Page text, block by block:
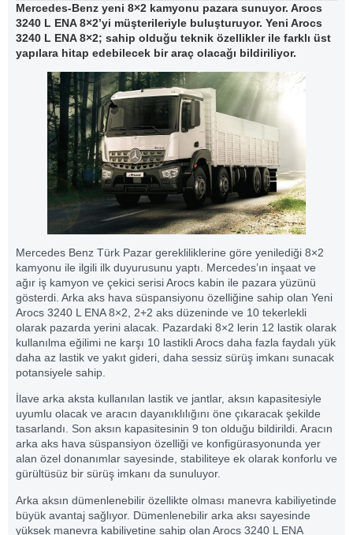
Mercedes-Benz yeni 8×2 kamyonu pazara sunuyor. Arocs
3240 L ENA 8×2’yi müşterileriyle buluşturuyor. Yeni Arocs
3240 L ENA 8×2; sahip olduğu teknik özellikler ile farklı üst
yapılara hitap edebilecek bir araç olacağı bildiriliyor.
Mercedes Benz Türk Pazar gerekliliklerine göre yenilediği 8×2
kamyonu ile ilgili ilk duyurusunu yaptı. Mercedes’ın inşaat ve
ağır iş kamyon ve çekici serisi Arocs kabin ile pazara yüzünü
gösterdi. Arka aks hava süspansiyonu özelliğine sahip olan Yeni
Arocs 3240 L ENA 8×2, 2+2 aks düzeninde ve 10 tekerlekli
olarak pazarda yerini alacak. Pazardaki 8×2 lerin 12 lastik olarak
kullanılma eğilimi ne karşı 10 lastikli Arocs daha fazla faydalı yük
daha az lastik ve yakıt gideri, daha sessiz sürüş imkanı sunacak
potansiyele sahip.
İlave arka aksta kullanılan lastik ve jantlar, aksın kapasitesiyle
uyumlu olacak ve aracın dayanıklılığını öne çıkaracak şekilde
tasarlandı. Son aksın kapasitesinin 9 ton olduğu bildirildi. Aracın
arka aks hava süspansiyon özelliği ve konfigürasyonunda yer
alan özel donanımlar sayesinde, stabiliteye ek olarak konforlu ve
gürültüsüz bir sürüş imkanı da sunuluyor.
Arka aksın dümenlenebilir özellikte olması manevra kabiliyetinde
büyük avantaj sağlıyor. Dümenlenebilir arka aksı sayesinde
yüksek manevra kabiliyetine sahip olan Arocs 3240 L ENA